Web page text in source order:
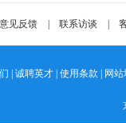
意见反馈 联系访谈
诚聘英才 使用条款 网